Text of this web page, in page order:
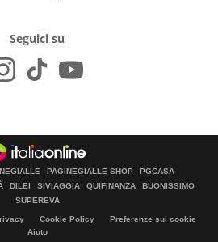
Seguici su
PAGINEGIALLE SHOP
PGCASA
DILEI SIVIAGGIA QUIFINANZA
BUONISSIMO
SUPEREVA
Cookie Policy
Preferenze sui cookie
Aiuto